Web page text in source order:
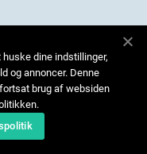
dine indstillinger,
og annoncer. Denne
brug af websiden